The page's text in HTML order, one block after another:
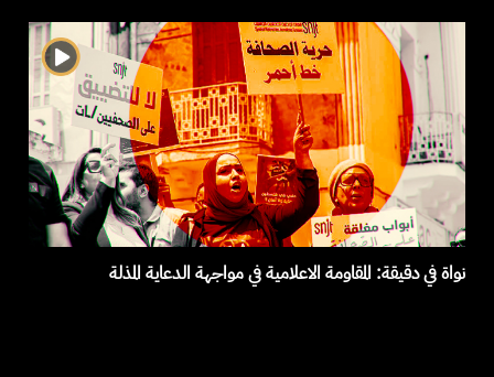
نواة في دقيقة: المقاومة الاعلامية في مواجهة الدعاية المذلة